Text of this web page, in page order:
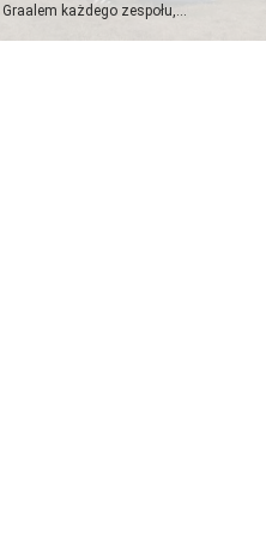
Graalem każdego zespołu,...